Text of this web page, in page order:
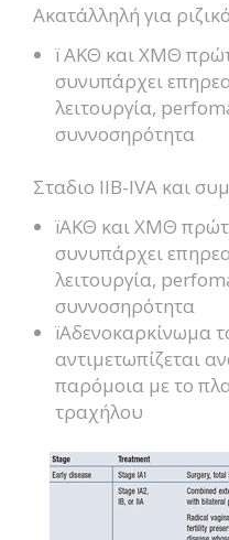
Ακατάλληλή για
ï ΑΚΘ και ΧΜΘ
συνυπάρχει
λειτουργία,
συννοσηρότητα
Σταδιο ΙΙΒ-ΙVA και
ïΑΚΘ και ΧΜΘ
συνυπάρχει
λειτουργία,
συννοσηρότητα
ïΑδενοκαρκίνωμα
αντιμετωπίζεται
παρόμοια με το
τραχήλου